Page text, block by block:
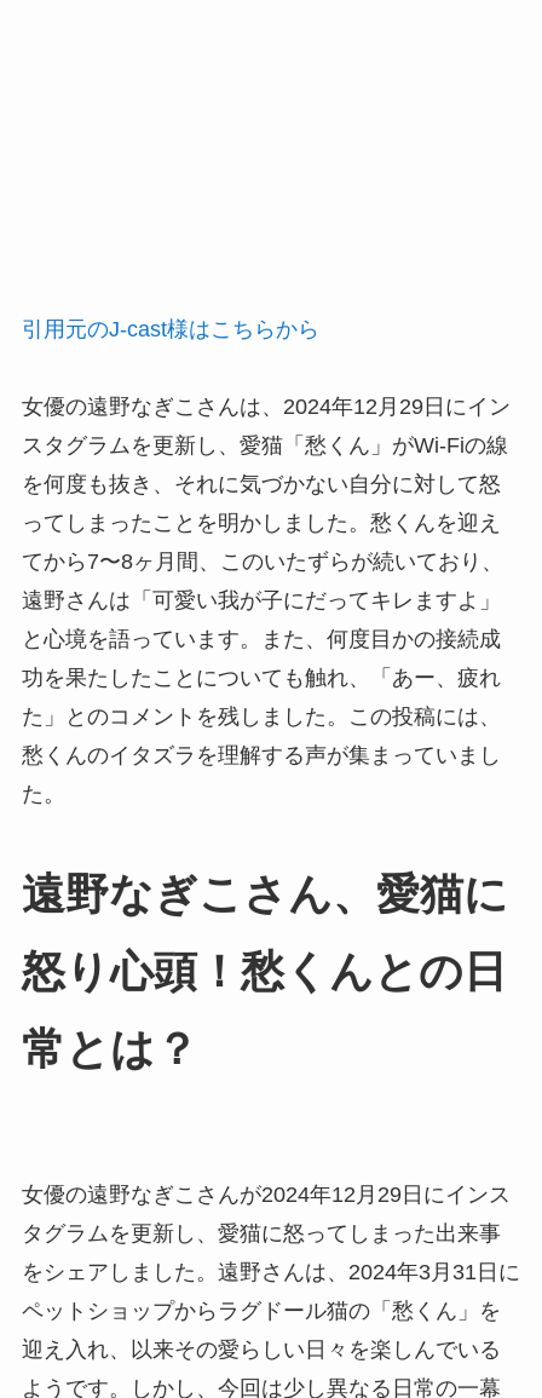
引用元のJ-cast様はこちらから
女優の遠野なぎこさんは、2024年12月29日にイン
スタグラムを更新し、愛猫「愁くん」がWi-Fiの線
を何度も抜き、それに気づかない自分に対して怒
ってしまったことを明かしました。愁くんを迎え
てから7〜8ヶ月間、このいたずらが続いており、
遠野さんは「可愛い我が子にだってキレますよ」
と心境を語っています。また、何度目かの接続成
功を果たしたことについても触れ、「あー、疲れ
た」とのコメントを残しました。この投稿には、
愁くんのイタズラを理解する声が集まっていまし
た。
遠野なぎこさん、愛猫に
怒り心頭！愁くんとの日
常とは？
女優の遠野なぎこさんが2024年12月29日にインス
タグラムを更新し、愛猫に怒ってしまった出来事
をシェアしました。遠野さんは、2024年3月31日に
ペットショップからラグドール猫の「愁くん」を
迎え入れ、以来その愛らしい日々を楽しんでいる
ようです。しかし、今回は少し異なる日常の一幕